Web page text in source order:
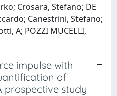
Crosara, Stefano; DE
Canestrini, Stefano;
A; POZZI MUCELLI,
impulse with
of
prospective study